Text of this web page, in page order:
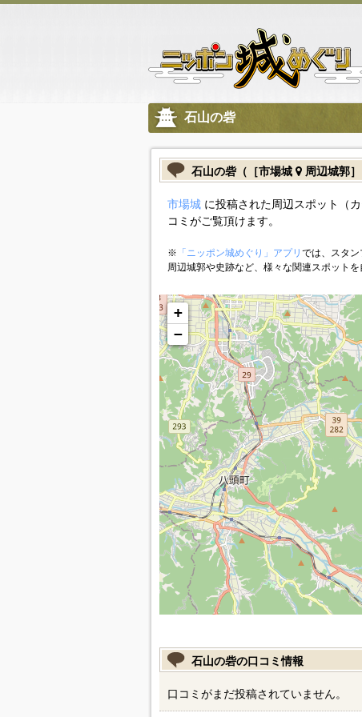
石山の砦
石山の砦（［市場城 周辺城郭］
市場城に投稿された周辺スポット（
コミがご覧頂けます。
※ 「ニッポン城めぐり」アプリ では、スタン
周辺城郭や史跡など、様々な関連スポットを
+
−
石山の砦の口コミ情報
口コミがまだ投稿されていません。